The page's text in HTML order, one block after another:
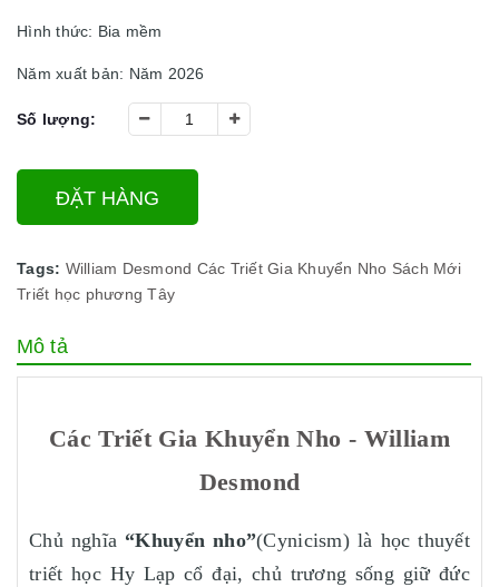
Hình thức: Bia mềm
Năm xuất bản: Năm 2026
Số lượng:
ĐẶT HÀNG
Tags: William Desmond Các Triết Gia Khuyển Nho Sách Mới
Triết học phương Tây
Mô tả
Các Triết Gia Khuyển Nho - William
Desmond
Chủ nghĩa “Khuyển nho”(Cynicism) là học thuyết
triết học Hy Lạp cổ đại, chủ trương sống giữ đức